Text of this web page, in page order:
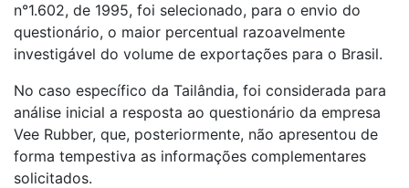
n°1.602, de 1995, foi selecionado, para o envio do
questionário, o maior percentual razoavelmente
investigável do volume de exportações para o Brasil.
No caso específico da Tailândia, foi considerada para
análise inicial a resposta ao questionário da empresa
Vee Rubber, que, posteriormente, não apresentou de
forma tempestiva as informações complementares
solicitados.